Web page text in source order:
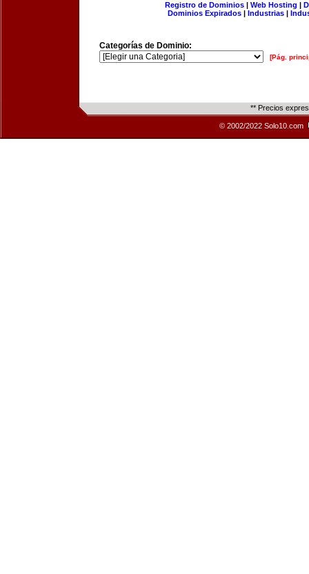
Registro de Dominios| Web Hosting |
Dominios Expirados | Industrias |
Categorías de Dominio:
[Pág.
** Precios
© 2002/2022 Solo10.com